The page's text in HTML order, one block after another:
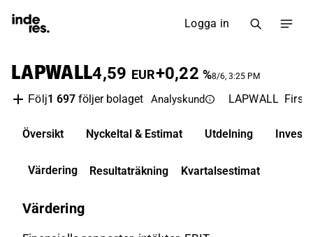
Logga in
LAPWALL4,59 EUR+0,22 %8/6, 3:25 PM
Följ1 697 följer bolaget Analyskund LAPWALL First
Översikt Nyckeltal & Estimat Utdelning
Värdering Resultaträkning Kvartalsestimat
Värdering